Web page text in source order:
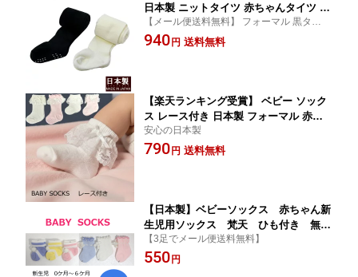
日本製 ニットタイツ 赤ちゃんタイツ シ
ンプル 無地 防寒 結婚式 発表会 ベビー
用 タイツ 75cmタイツ 80cmタイツ 95c
【メール便送料無料】 フォーマル 黒タイツ
白タイツ 防寒対策 赤ちゃん 暖かい
940 円 送料無料
【楽天ランキング受賞】 ベビー ソック
ス レース付き 日本製 フォーマル 赤ち
ゃん 新生児用 ソックス リボン 結婚式
ドレス クルーソックス ハイソックス 白
安心の日本製
790 円 送料無料
【日本製】ベビーソックス 赤ちゃん新
生児用ソックス 梵天 ひも付き 無
地 ボーダー ベビー靴下
【3足でメール便送料無料】
550 円